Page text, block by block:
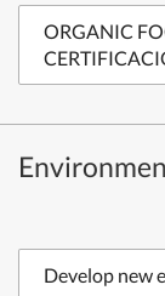
ORGANIC
Develop new